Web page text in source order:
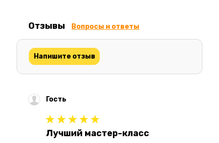
Отзывы Вопросы и ответы
Напишите отзыв
Гость
Лучший мастер-класс